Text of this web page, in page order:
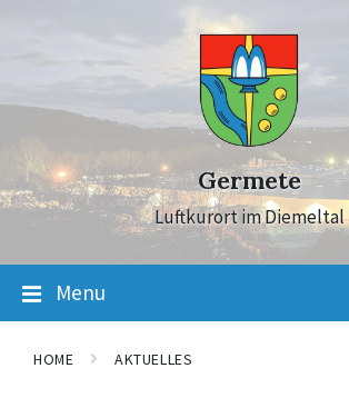
Germete
Luftkurort im Diemeltal
Menu
HOME AKTUELLES